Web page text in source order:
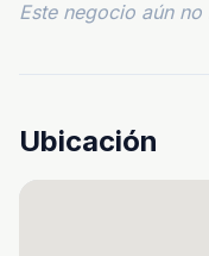
Este negocio aún
Ubicación